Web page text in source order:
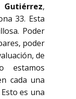
,
33. Esta
Poder
poder
de
estamos
cada una
es una